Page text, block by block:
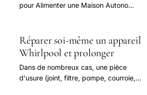
pour Alimenter une Maison Autonome
Réparer soi-même un appareil
Whirlpool et prolonger
Dans de nombreux cas, une pièce
d'usure (joint, filtre, pompe, courroie,